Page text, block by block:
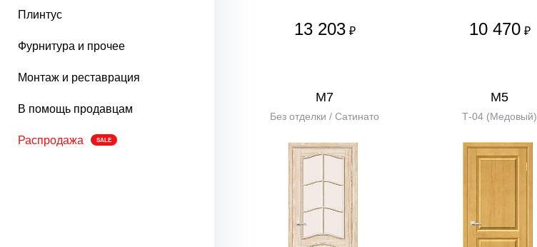
Плинтус
Фурнитура и прочее
Монтаж и реставрация
В помощь продавцам
Распродажа SALE
13 203 ₽ 10 470 ₽
М7
Без отделки / Сатинато
М5
Т-04 (Медовый)